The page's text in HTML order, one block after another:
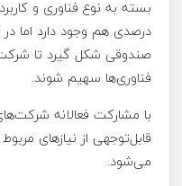
درصدی هم وجود دارد اما
صندوقی شکل گیرد تا
فناوری‌ها سهیم شوند.
با مشارکت فعالانه
قابل‌توجهی از نیازهای
می‌شود.